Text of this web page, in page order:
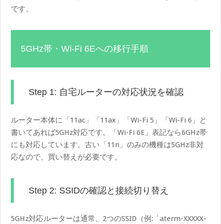
です。
5GHz帯・Wi-Fi 6Eへの移行手順
Step 1: 自宅ルーターの対応状況を確認
ルーター本体に「11ac」「11ax」「Wi-Fi 5」「Wi-Fi 6」と
書いてあれば5GHz対応です。「Wi-Fi 6E」表記なら6GHz帯
にも対応しています。古い「11n」のみの機種は5GHz非対
応なので、買い替えが必要です。
Step 2: SSIDの確認と接続切り替え
5GHz対応ルーターは通常、2つのSSID（例: `aterm-XXXXX-